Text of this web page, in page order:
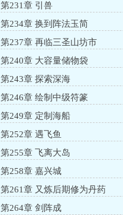
第231章 引兽
第234章 换到阵法玉简
第237章 再临三圣山坊市
第240章 大容量储物袋
第243章 探索深海
第246章 绘制中级符篆
第249章 定制海船
第252章 遇飞鱼
第255章 飞离大岛
第258章 嘉兴城
第261章 又炼后期修为丹药
第264章 剑阵成